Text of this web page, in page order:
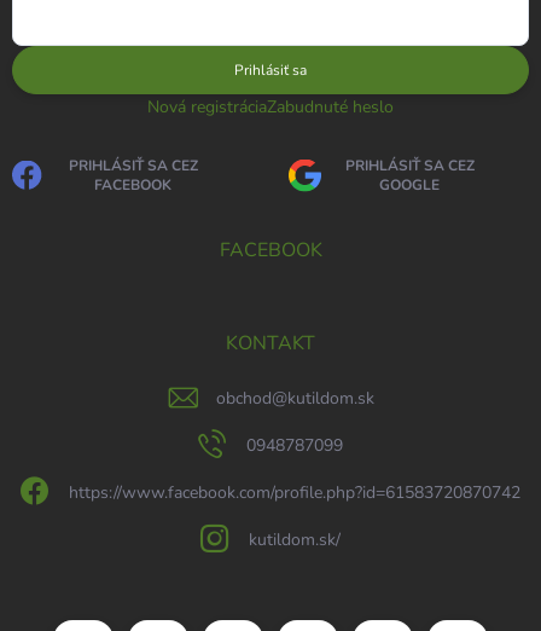
Prihlásiť sa
Nová registráciaZabudnuté heslo
PRIHLÁSIŤ SA CEZ
FACEBOOK
PRIHLÁSIŤ SA CEZ
GOOGLE
FACEBOOK
KONTAKT
obchod@kutildom.sk
0948787099
https://www.facebook.com/profile.php?id=61583720870742
kutildom.sk/